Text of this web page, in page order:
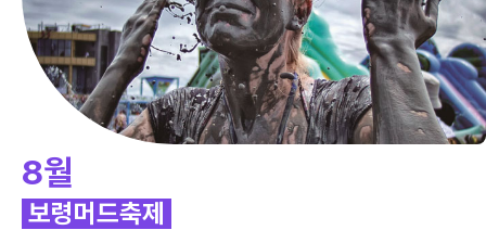
8월
보령머드축제